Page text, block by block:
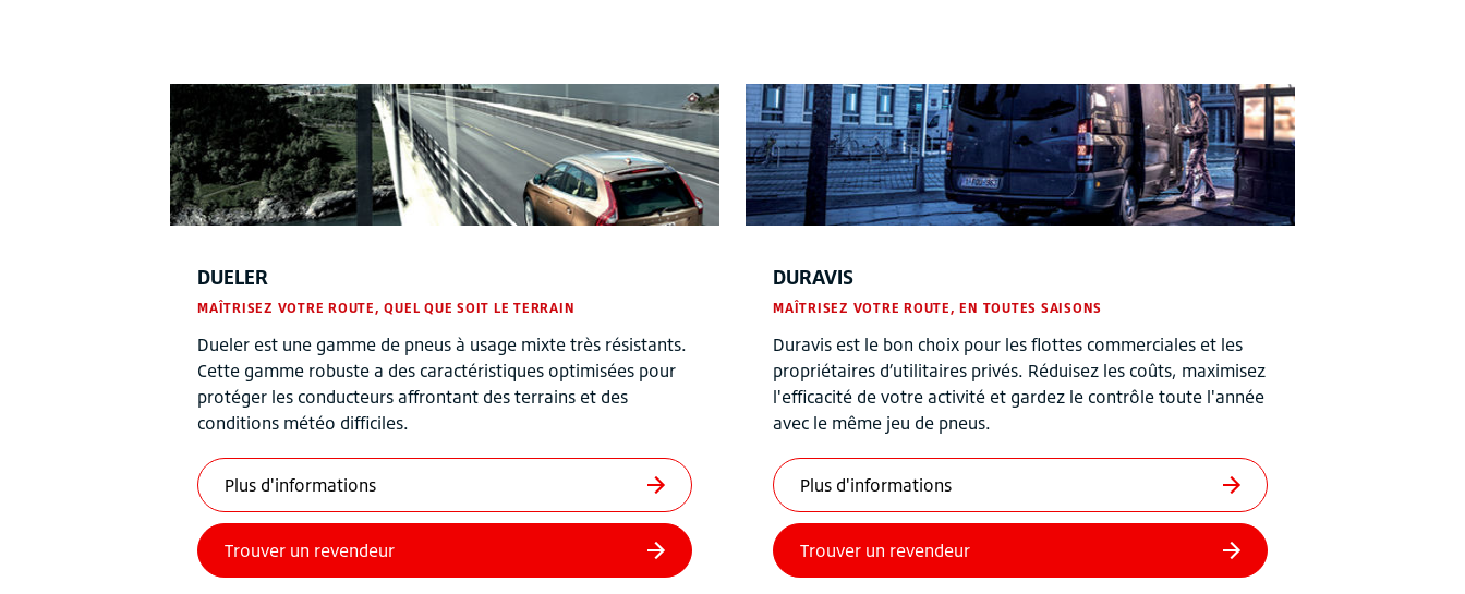
DUELER
MAÎTRISEZ VOTRE ROUTE, QUEL QUE SOIT LE TERRAIN
Dueler est une gamme de pneus à usage mixte très résistants.
Cette gamme robuste a des caractéristiques optimisées pour
protéger les conducteurs affrontant des terrains et des
conditions météo difficiles.
DURAVIS
MAÎTRISEZ VOTRE ROUTE, EN TOUTES SAISONS
Duravis est le bon choix pour les flottes commerciales et les
propriétaires d’utilitaires privés. Réduisez les coûts, maximisez
l'efficacité de votre activité et gardez le contrôle toute l'année
avec le même jeu de pneus.